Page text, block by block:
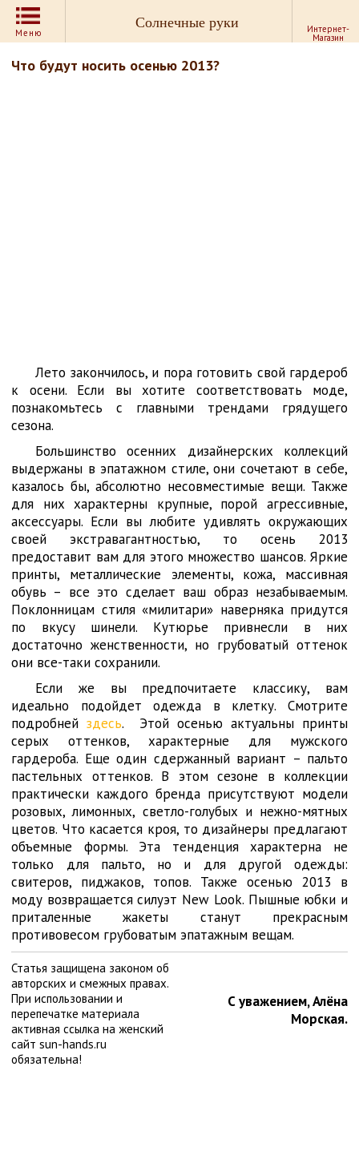
Меню
Солнечные руки Интернет-
Магазин
Что будут носить осенью 2013?
Лето закончилось, и пора готовить свой гардероб
к осени. Если вы хотите соответствовать моде,
познакомьтесь с главными трендами грядущего
сезона.
Большинство осенних дизайнерских коллекций
выдержаны в эпатажном стиле, они сочетают в себе,
казалось бы, абсолютно несовместимые вещи. Также
для них характерны крупные, порой агрессивные,
аксессуары. Если вы любите удивлять окружающих
своей экстравагантностью, то осень 2013
предоставит вам для этого множество шансов. Яркие
принты, металлические элементы, кожа, массивная
обувь – все это сделает ваш образ незабываемым.
Поклонницам стиля «милитари» наверняка придутся
по вкусу шинели. Кутюрье привнесли в них
достаточно женственности, но грубоватый оттенок
они все-таки сохранили.
Если же вы предпочитаете классику, вам
идеально подойдет одежда в клетку. Смотрите
подробней здесь. Этой осенью актуальны принты
серых оттенков, характерные для мужского
гардероба. Еще один сдержанный вариант – пальто
пастельных оттенков. В этом сезоне в коллекции
практически каждого бренда присутствуют модели
розовых, лимонных, светло-голубых и нежно-мятных
цветов. Что касается кроя, то дизайнеры предлагают
объемные формы. Эта тенденция характерна не
только для пальто, но и для другой одежды:
свитеров, пиджаков, топов. Также осенью 2013 в
моду возвращается силуэт New Look. Пышные юбки и
приталенные жакеты станут прекрасным
противовесом грубоватым эпатажным вещам.
Статья защищена законом об
авторских и смежных правах.
При использовании и
перепечатке материала
активная ссылка на женский
сайт sun-hands.ru
обязательна!
С уважением, Алёна
Морская.